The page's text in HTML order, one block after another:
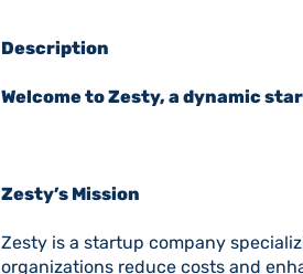
Description
Welcome to Zesty, a dynamic
Zesty’s Mission
Zesty is a startup company
organizations reduce costs and